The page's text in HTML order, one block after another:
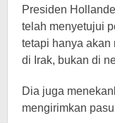
Presiden
telah menyetujui
tetapi hanya akan
di Irak, bukan di
Dia juga
mengirimkan